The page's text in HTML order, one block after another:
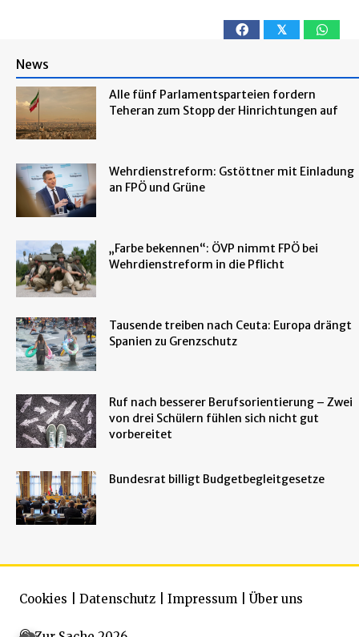
𝕏
News
Alle fünf Parlamentsparteien fordern
Teheran zum Stopp der Hinrichtungen auf
Wehrdienstreform: Gstöttner mit Einladung
an FPÖ und Grüne
„Farbe bekennen“: ÖVP nimmt FPÖ bei
Wehrdienstreform in die Pflicht
Tausende treiben nach Ceuta: Europa drängt
Spanien zu Grenzschutz
Ruf nach besserer Berufsorientierung – Zwei
von drei Schülern fühlen sich nicht gut
vorbereitet
Bundesrat billigt Budgetbegleitgesetze
Cookies Datenschutz Impressum Über uns